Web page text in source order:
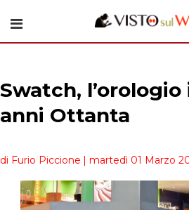
Swatch,
anni Ottanta
di Furio Piccione | martedì 01 Marzo